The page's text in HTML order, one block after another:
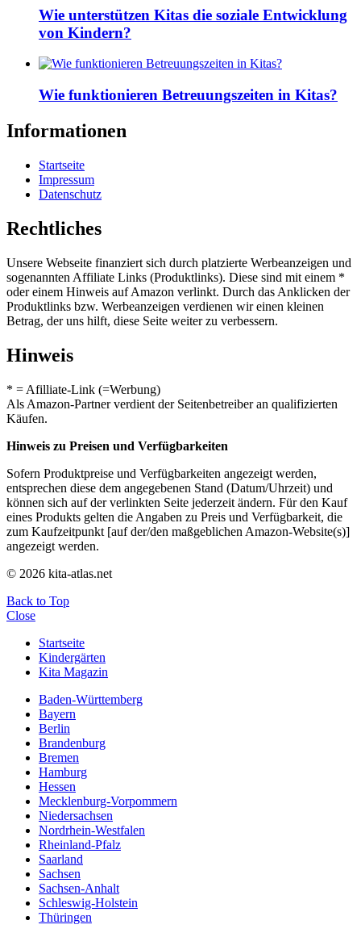
Wie unterstützen Kitas die soziale Entwicklung
von Kindern?
Wie funktionieren Betreuungszeiten in Kitas?
Informationen
Startseite
Impressum
Datenschutz
Rechtliches
Unsere Webseite finanziert sich durch platzierte Werbeanzeigen und
sogenannten Affiliate Links (Produktlinks). Diese sind mit einem *
oder einem Hinweis auf Amazon verlinkt. Durch das Anklicken der
Produktlinks bzw. Werbeanzeigen verdienen wir einen kleinen
Betrag, der uns hilft, diese Seite weiter zu verbessern.
Hinweis
* = Afilliate-Link (=Werbung)
Als Amazon-Partner verdient der Seitenbetreiber an qualifizierten
Käufen.
Hinweis zu Preisen und Verfügbarkeiten
Sofern Produktpreise und Verfügbarkeiten angezeigt werden,
entsprechen diese dem angegebenen Stand (Datum/Uhrzeit) und
können sich auf der verlinkten Seite jederzeit ändern. Für den Kauf
eines Produkts gelten die Angaben zu Preis und Verfügbarkeit, die
zum Kaufzeitpunkt [auf der/den maßgeblichen Amazon-Website(s)]
angezeigt werden.
© 2026 kita-atlas.net
Back to Top
Close
Startseite
Kindergärten
Kita Magazin
Baden-Württemberg
Bayern
Berlin
Brandenburg
Bremen
Hamburg
Hessen
Mecklenburg-Vorpommern
Niedersachsen
Nordrhein-Westfalen
Rheinland-Pfalz
Saarland
Sachsen
Sachsen-Anhalt
Schleswig-Holstein
Thüringen